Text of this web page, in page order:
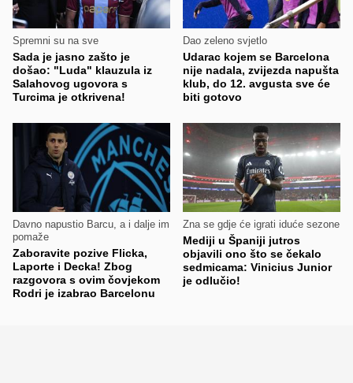
Spremni su na sve
Sada je jasno zašto je
došao: "Luda" klauzula iz
Salahovog ugovora s
Turcima je otkrivena!
Dao zeleno svjetlo
Udarac kojem se Barcelona
nije nadala, zvijezda napušta
klub, do 12. avgusta sve će
biti gotovo
Davno napustio Barcu, a i dalje im
pomaže
Zaboravite pozive Flicka,
Laporte i Decka! Zbog
razgovora s ovim čovjekom
Rodri je izabrao Barcelonu
Zna se gdje će igrati iduće sezone
Mediji u Španiji jutros
objavili ono što se čekalo
sedmicama: Vinicius Junior
je odlučio!